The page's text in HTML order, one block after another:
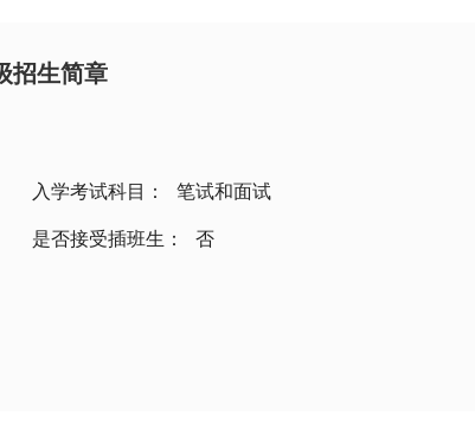
招生简章
入学考试科目： 笔试和面试
是否接受插班生： 否